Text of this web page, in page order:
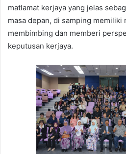
matlamat kerjaya yang jelas
masa depan, di samping memiliki
membimbing dan memberi
keputusan kerjaya.